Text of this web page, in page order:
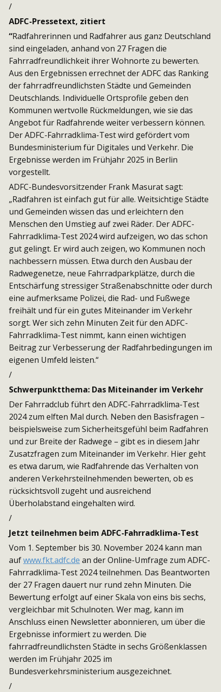
/
ADFC-Pressetext, zitiert
“Radfahrerinnen und Radfahrer aus ganz Deutschland
sind eingeladen, anhand von 27 Fragen die
Fahrradfreundlichkeit ihrer Wohnorte zu bewerten.
Aus den Ergebnissen errechnet der ADFC das Ranking
der fahrradfreundlichsten Städte und Gemeinden
Deutschlands. Individuelle Ortsprofile geben den
Kommunen wertvolle Rückmeldungen, wie sie das
Angebot für Radfahrende weiter verbessern können.
Der ADFC-Fahrradklima-Test wird gefördert vom
Bundesministerium für Digitales und Verkehr. Die
Ergebnisse werden im Frühjahr 2025 in Berlin
vorgestellt.
ADFC-Bundesvorsitzender Frank Masurat sagt:
„Radfahren ist einfach gut für alle. Weitsichtige Städte
und Gemeinden wissen das und erleichtern den
Menschen den Umstieg auf zwei Räder. Der ADFC-
Fahrradklima-Test 2024 wird aufzeigen, wo das schon
gut gelingt. Er wird auch zeigen, wo Kommunen noch
nachbessern müssen. Etwa durch den Ausbau der
Radwegenetze, neue Fahrradparkplätze, durch die
Entschärfung stressiger Straßenabschnitte oder durch
eine aufmerksame Polizei, die Rad- und Fußwege
freihält und für ein gutes Miteinander im Verkehr
sorgt. Wer sich zehn Minuten Zeit für den ADFC-
Fahrradklima-Test nimmt, kann einen wichtigen
Beitrag zur Verbesserung der Radfahrbedingungen im
eigenen Umfeld leisten.“
/
Schwerpunktthema: Das Miteinander im Verkehr
Der Fahrradclub führt den ADFC-Fahrradklima-Test
2024 zum elften Mal durch. Neben den Basisfragen –
beispielsweise zum Sicherheitsgefühl beim Radfahren
und zur Breite der Radwege – gibt es in diesem Jahr
Zusatzfragen zum Miteinander im Verkehr. Hier geht
es etwa darum, wie Radfahrende das Verhalten von
anderen Verkehrsteilnehmenden bewerten, ob es
rücksichtsvoll zugeht und ausreichend
Überholabstand eingehalten wird.
/
Jetzt teilnehmen beim ADFC-Fahrradklima-Test
Vom 1. September bis 30. November 2024 kann man
aufwww.fkt.adfc.de an der Online-Umfrage zum ADFC-
Fahrradklima-Test 2024 teilnehmen. Das Beantworten
der 27 Fragen dauert nur rund zehn Minuten. Die
Bewertung erfolgt auf einer Skala von eins bis sechs,
vergleichbar mit Schulnoten. Wer mag, kann im
Anschluss einen Newsletter abonnieren, um über die
Ergebnisse informiert zu werden. Die
fahrradfreundlichsten Städte in sechs Größenklassen
werden im Frühjahr 2025 im
Bundesverkehrsministerium ausgezeichnet.
/